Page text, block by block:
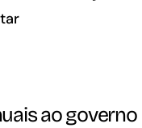
ao governo